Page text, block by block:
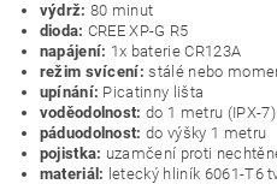
výdrž: 80 minut
dioda: CREE XP-G R5
napájení: 1x baterie CR123A
režim svícení: stálé nebo
upínání: Picatinny lišta
voděodolnost: do 1 metru (IPX-7)
páduodolnost: do výšky 1 metru
pojistka: uzamčení proti
materiál: letecký hliník 6061-T6